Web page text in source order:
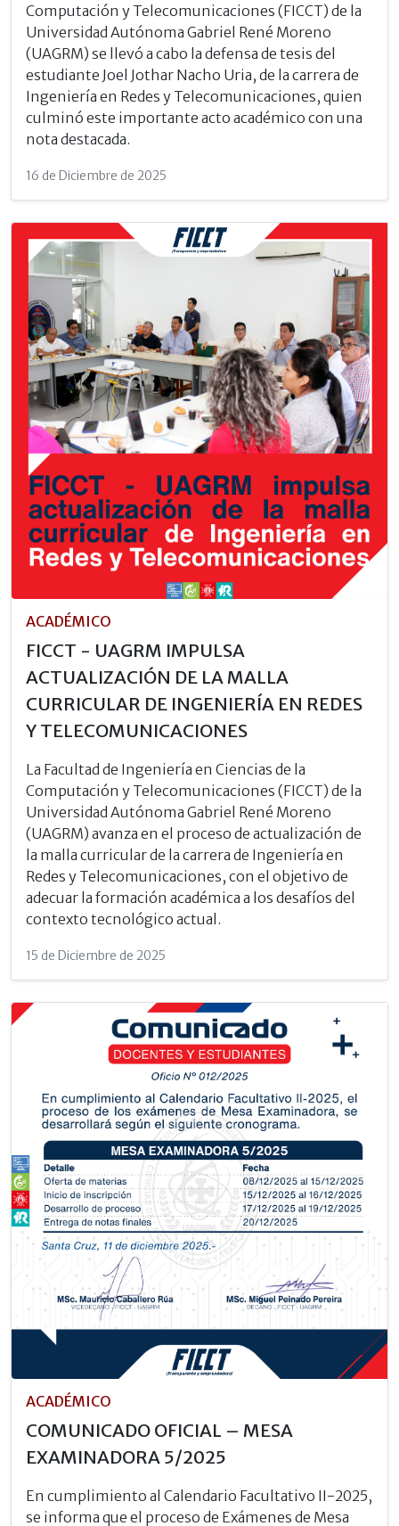
Computación y Telecomunicaciones (FICCT) de la
Universidad Autónoma Gabriel René Moreno
(UAGRM) se llevó a cabo la defensa de tesis del
estudiante Joel Jothar Nacho Uria, de la carrera de
Ingeniería en Redes y Telecomunicaciones, quien
culminó este importante acto académico con una
nota destacada.
16 de Diciembre de 2025
ACADÉMICO
FICCT - UAGRM IMPULSA
ACTUALIZACIÓN DE LA MALLA
CURRICULAR DE INGENIERÍA EN REDES
Y TELECOMUNICACIONES
La Facultad de Ingeniería en Ciencias de la
Computación y Telecomunicaciones (FICCT) de la
Universidad Autónoma Gabriel René Moreno
(UAGRM) avanza en el proceso de actualización de
la malla curricular de la carrera de Ingeniería en
Redes y Telecomunicaciones, con el objetivo de
adecuar la formación académica a los desafíos del
contexto tecnológico actual.
15 de Diciembre de 2025
ACADÉMICO
COMUNICADO OFICIAL – MESA
EXAMINADORA 5/2025
En cumplimiento al Calendario Facultativo II-2025,
se informa que el proceso de Exámenes de Mesa